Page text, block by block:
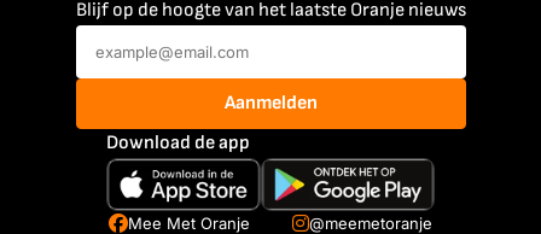
Blijf op de hoogte van het laatste Oranje nieuws
Aanmelden
Download de app
Mee Met Oranje
@meemetoranje